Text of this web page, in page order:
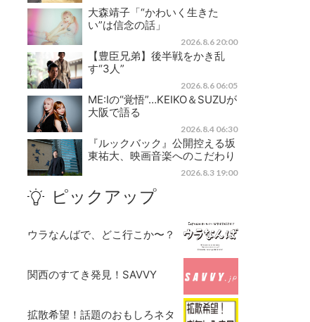
大森靖子「“かわいく生きた
い”は信念の話」
2026.8.6 20:00
【豊臣兄弟】後半戦をかき乱
す“3人”
2026.8.6 06:05
ME:Iの“覚悟”…KEIKO＆SUZUが
大阪で語る
2026.8.4 06:30
『ルックバック』公開控える坂
東祐大、映画音楽へのこだわり
2026.8.3 19:00
ピックアップ
ウラなんばで、どこ行こか〜？
関西のすてき発見！SAVVY
拡散希望！話題のおもしろネタ